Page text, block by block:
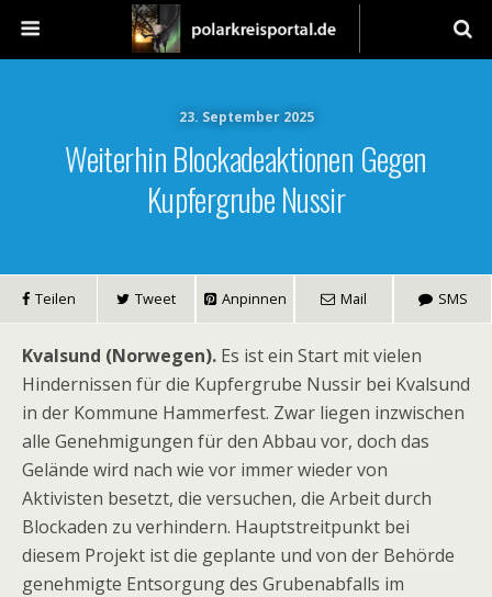
23. September 2025
Weiterhin Blockadeaktionen Gegen
Kupfergrube Nussir
Teilen Tweet Anpinnen Mail SMS
Kvalsund (Norwegen). Es ist ein Start mit vielen
Hindernissen für die Kupfergrube Nussir bei Kvalsund
in der Kommune Hammerfest. Zwar liegen inzwischen
alle Genehmigungen für den Abbau vor, doch das
Gelände wird nach wie vor immer wieder von
Aktivisten besetzt, die versuchen, die Arbeit durch
Blockaden zu verhindern. Hauptstreitpunkt bei
diesem Projekt ist die geplante und von der Behörde
genehmigte Entsorgung des Grubenabfalls im